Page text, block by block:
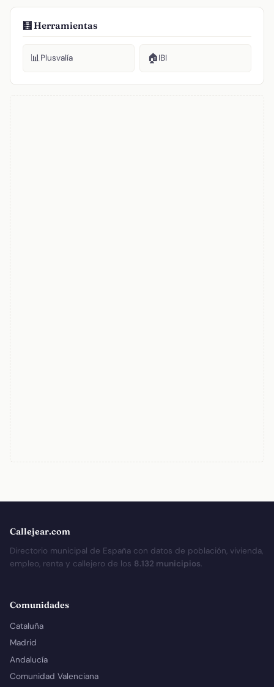
🧮 Herramientas
📊Plusvalía 🏠IBI
Callejear.com
Directorio municipal de España con datos de población, vivienda,
empleo, renta y callejero de los 8.132 municipios.
Comunidades
Cataluña
Madrid
Andalucía
Comunidad Valenciana